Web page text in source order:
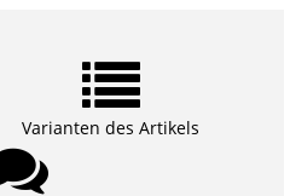
Varianten des Artikels